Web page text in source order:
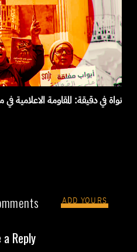
نواة في دقيقة: المقاومة الاعلامية في
ADD YOURS
a Reply